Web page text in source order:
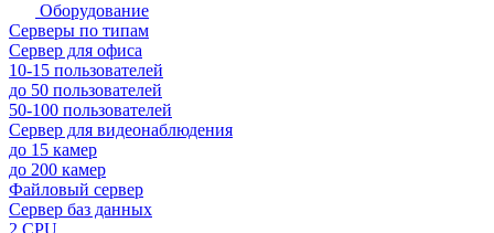
Оборудование
Серверы по типам
Сервер для офиса
10-15 пользователей
до 50 пользователей
50-100 пользователей
Сервер для видеонаблюдения
до 15 камер
до 200 камер
Файловый сервер
Сервер баз данных
2 CPU